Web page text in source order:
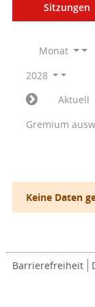
Sitzungen
Monat
2028
Aktuell
Gremium
Keine Daten
Barrierefreiheit